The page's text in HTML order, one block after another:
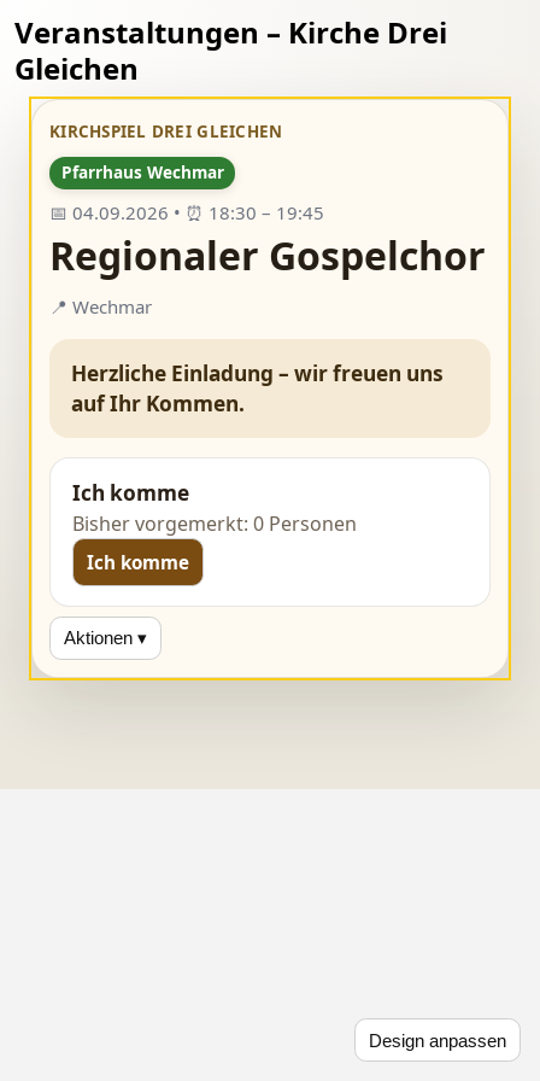
Design anpassen
Veranstaltungen – Kirche Drei
Gleichen
KIRCHSPIEL DREI GLEICHEN
Pfarrhaus Wechmar
📅 04.09.2026 • ⏰ 18:30 – 19:45
Regionaler Gospelchor
📍 Wechmar
Herzliche Einladung – wir freuen uns
auf Ihr Kommen.
Ich komme
Bisher vorgemerkt: 0 Personen
Ich komme
Aktionen ▾